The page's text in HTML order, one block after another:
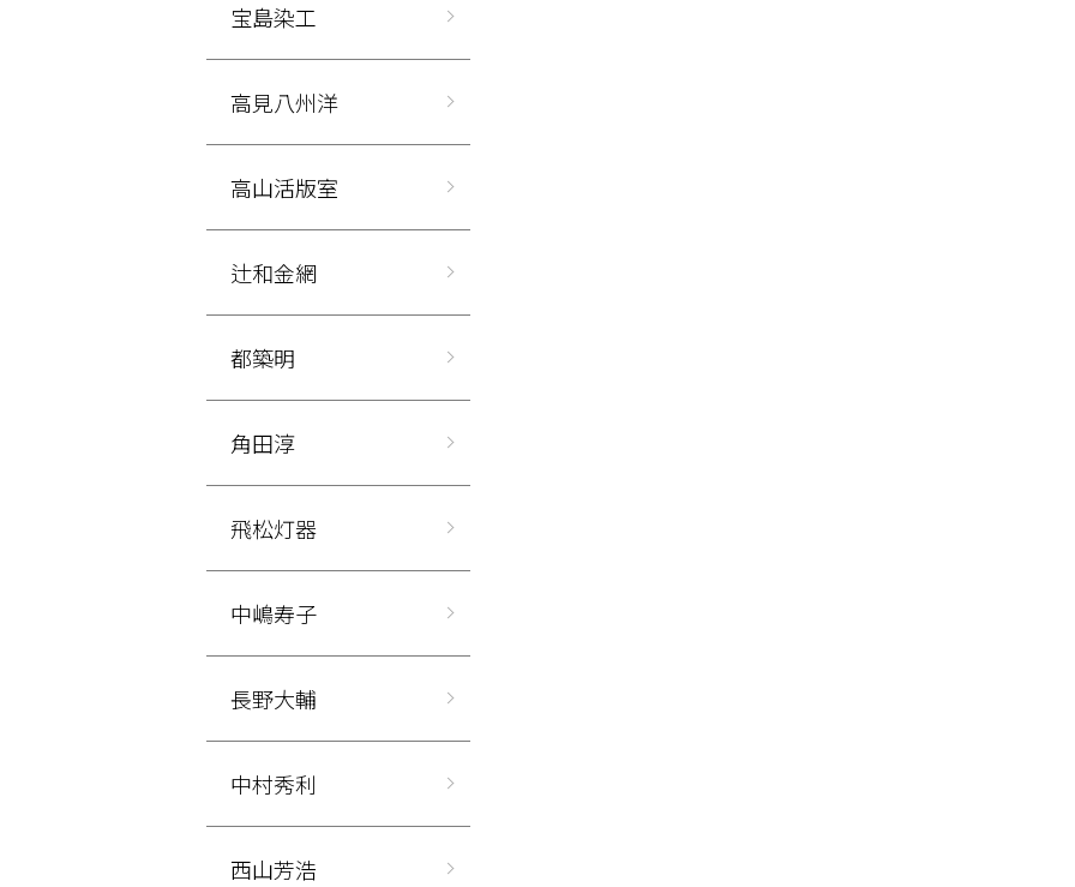
宝島染工
高見八州洋
高山活版室
辻和金網
都築明
角田淳
飛松灯器
中嶋寿子
長野大輔
中村秀利
西山芳浩